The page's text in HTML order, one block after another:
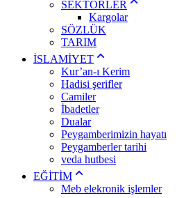
SEKTÖRLER
Kargolar
SÖZLÜK
TARIM
İSLAMİYET
Kur’an-ı Kerim
Hadisi şerifler
Camiler
İbadetler
Dualar
Peygamberimizin hayatı
Peygamberler tarihi
veda hutbesi
EĞİTİM
Meb elekronik işlemler